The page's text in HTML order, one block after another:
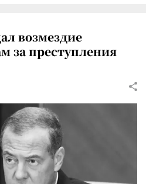
возмездие
за преступления